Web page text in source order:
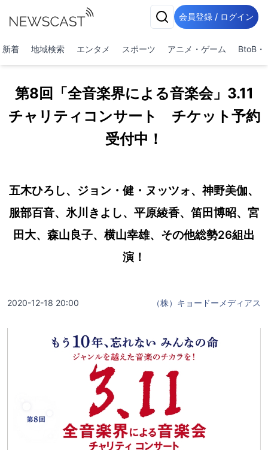
会員登録 / ログイン
新着 地域検索 エンタメ スポーツ アニメ・ゲーム BtoB・
第8回「全音楽界による音楽会」3.11
チャリティコンサート チケット予約
受付中！
五木ひろし、ジョン・健・ヌッツォ、神野美伽、
服部百音、氷川きよし、平原綾香、笛田博昭、宮
田大、森山良子、横山幸雄、その他総勢26組出
演！
2020-12-18 20:00 （株）キョードーメディアス